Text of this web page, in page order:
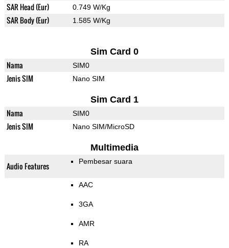
SAR Head (Eur) 0.749 W/Kg
SAR Body (Eur) 1.585 W/Kg
Sim Card 0
Nama SIM0
Jenis SIM Nano SIM
Sim Card 1
Nama SIM0
Jenis SIM Nano SIM/MicroSD
Multimedia
Audio Features Pembesar suara
AAC
3GA
AMR
RA